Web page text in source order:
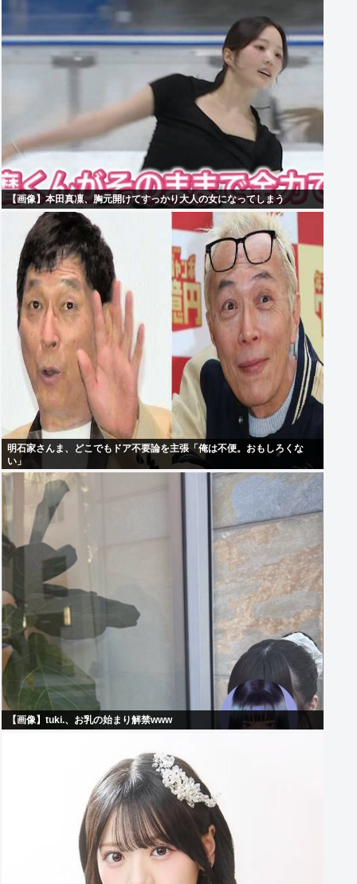
【画像】本田真凜、胸元開けてすっかり大人の女になってしまう
明石家さんま、どこでもドア不要論を主張「俺は不便。おもしろくな
い」
【画像】tuki.、お乳の始まり解禁www